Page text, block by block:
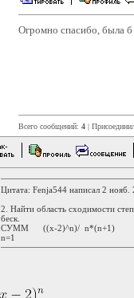
Огромно спасибо, была
Всего сообщений: 4|
Цитата: Fenja544 написал 2 нояб.
2. Найти область сходимости
беск.
СУММ ((x-2)^n)/ n*(n+1)
n=1